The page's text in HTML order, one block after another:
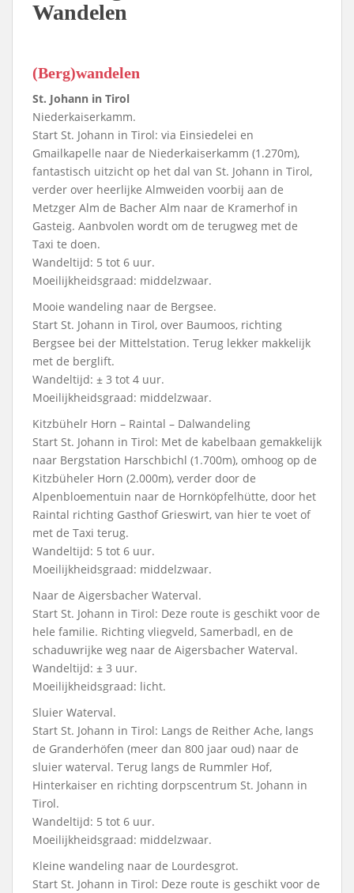
Wandelen
(Berg)wandelen
St. Johann in Tirol
Niederkaiserkamm.
Start St. Johann in Tirol: via Einsiedelei en
Gmailkapelle naar de Niederkaiserkamm (1.270m),
fantastisch uitzicht op het dal van St. Johann in Tirol,
verder over heerlijke Almweiden voorbij aan de
Metzger Alm de Bacher Alm naar de Kramerhof in
Gasteig. Aanbvolen wordt om de terugweg met de
Taxi te doen.
Wandeltijd: 5 tot 6 uur.
Moeilijkheidsgraad: middelzwaar.
Mooie wandeling naar de Bergsee.
Start St. Johann in Tirol, over Baumoos, richting
Bergsee bei der Mittelstation. Terug lekker makkelijk
met de berglift.
Wandeltijd: ± 3 tot 4 uur.
Moeilijkheidsgraad: middelzwaar.
Kitzbühelr Horn – Raintal – Dalwandeling
Start St. Johann in Tirol: Met de kabelbaan gemakkelijk
naar Bergstation Harschbichl (1.700m), omhoog op de
Kitzbüheler Horn (2.000m), verder door de
Alpenbloementuin naar de Hornköpfelhütte, door het
Raintal richting Gasthof Grieswirt, van hier te voet of
met de Taxi terug.
Wandeltijd: 5 tot 6 uur.
Moeilijkheidsgraad: middelzwaar.
Naar de Aigersbacher Waterval.
Start St. Johann in Tirol: Deze route is geschikt voor de
hele familie. Richting vliegveld, Samerbadl, en de
schaduwrijke weg naar de Aigersbacher Waterval.
Wandeltijd: ± 3 uur.
Moeilijkheidsgraad: licht.
Sluier Waterval.
Start St. Johann in Tirol: Langs de Reither Ache, langs
de Granderhöfen (meer dan 800 jaar oud) naar de
sluier waterval. Terug langs de Rummler Hof,
Hinterkaiser en richting dorpscentrum St. Johann in
Tirol.
Wandeltijd: 5 tot 6 uur.
Moeilijkheidsgraad: middelzwaar.
Kleine wandeling naar de Lourdesgrot.
Start St. Johann in Tirol: Deze route is geschikt voor de